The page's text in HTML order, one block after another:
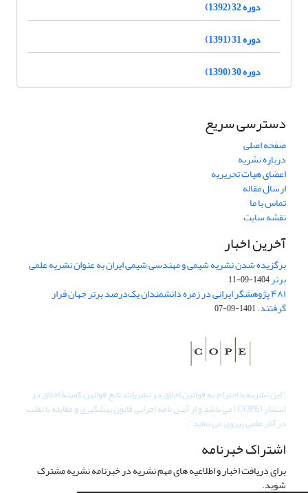
دوره 32 (1392)
دوره 31 (1391)
دوره 30 (1390)
دسترسی سریع
صفحه اصلی
درباره نشریه
اعضای هیات تحریریه
ارسال مقاله
تماس با ما
نقشه سایت
آخرین اخبار
برگزیده شدن نشریه شیمی و مهندسی شیمی ایران به عنوان نشریه علمی
برتر1404-09-11
۴۸۱ پژوهشگر ایرانی در زمره دانشمندان یک‌درصد برتر جهان قرار
گرفتند.1401-09-07
"این نشریه با احترام به قوانین اخلاق در نشریات، تابع قوانین کمیتۀ اخلاق در
انتشار (COPE) می باشد و از آیین نامه اجرایی قانون پیشگیری و مقابله با تقلب
در آثار علمی پیروی می نماید".
اشتراک خبرنامه
برای دریافت اخبار و اطلاعیه های مهم نشریه در خبرنامه نشریه مشترک
شوید.